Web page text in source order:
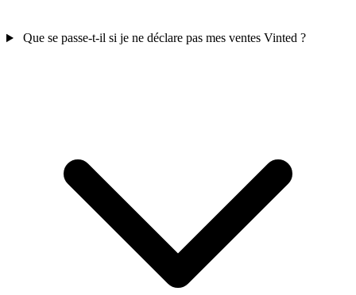
Que se passe-t-il si je ne déclare pas mes ventes Vinted ?